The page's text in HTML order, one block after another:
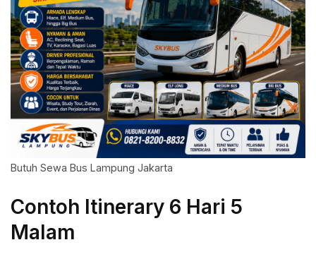
Butuh Sewa Bus Lampung Jakarta
Contoh Itinerary 6 Hari 5
Malam